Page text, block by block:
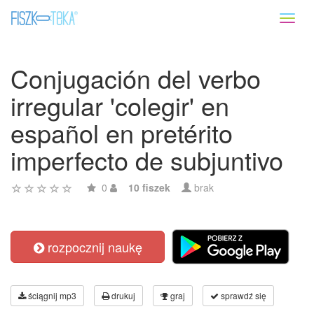
Conjugación del verbo
irregular 'colegir' en
español en pretérito
imperfecto de subjuntivo
0 10 fiszek brak
rozpocznij naukę
ściągnij mp3 drukuj graj sprawdź się